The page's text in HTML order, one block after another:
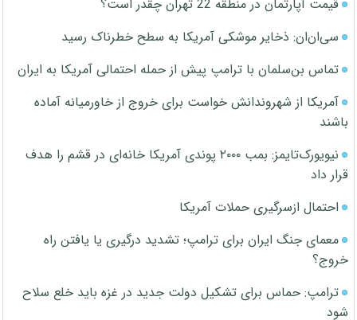
قیمت آپارتمان در منطقه 22 تهران چقدر است؟
سی‌ان‌ان: ذخایر موشکی آمریکا به سطح خطرناک رسید
تماس بن‌سلمان با ترامپ پیش از حمله احتمالی آمریکا به ایران
آمریکا از شهروندانش خواست برای خروج از خاورمیانه آماده
باشند
نیویورک‌تایمز: بمب ۲۰۰۰ پوندی آمریکا خانه‌ای در قشم را هدف
قرار داد
احتمال ازسرگیری حملات آمریکا
معمای جنگ ایران برای ترامپ؛ تشدید درگیری یا یافتن راه
خروج؟
ترامپ: حماس برای تشکیل دولت جدید در غزه باید خلع سلاح
شود